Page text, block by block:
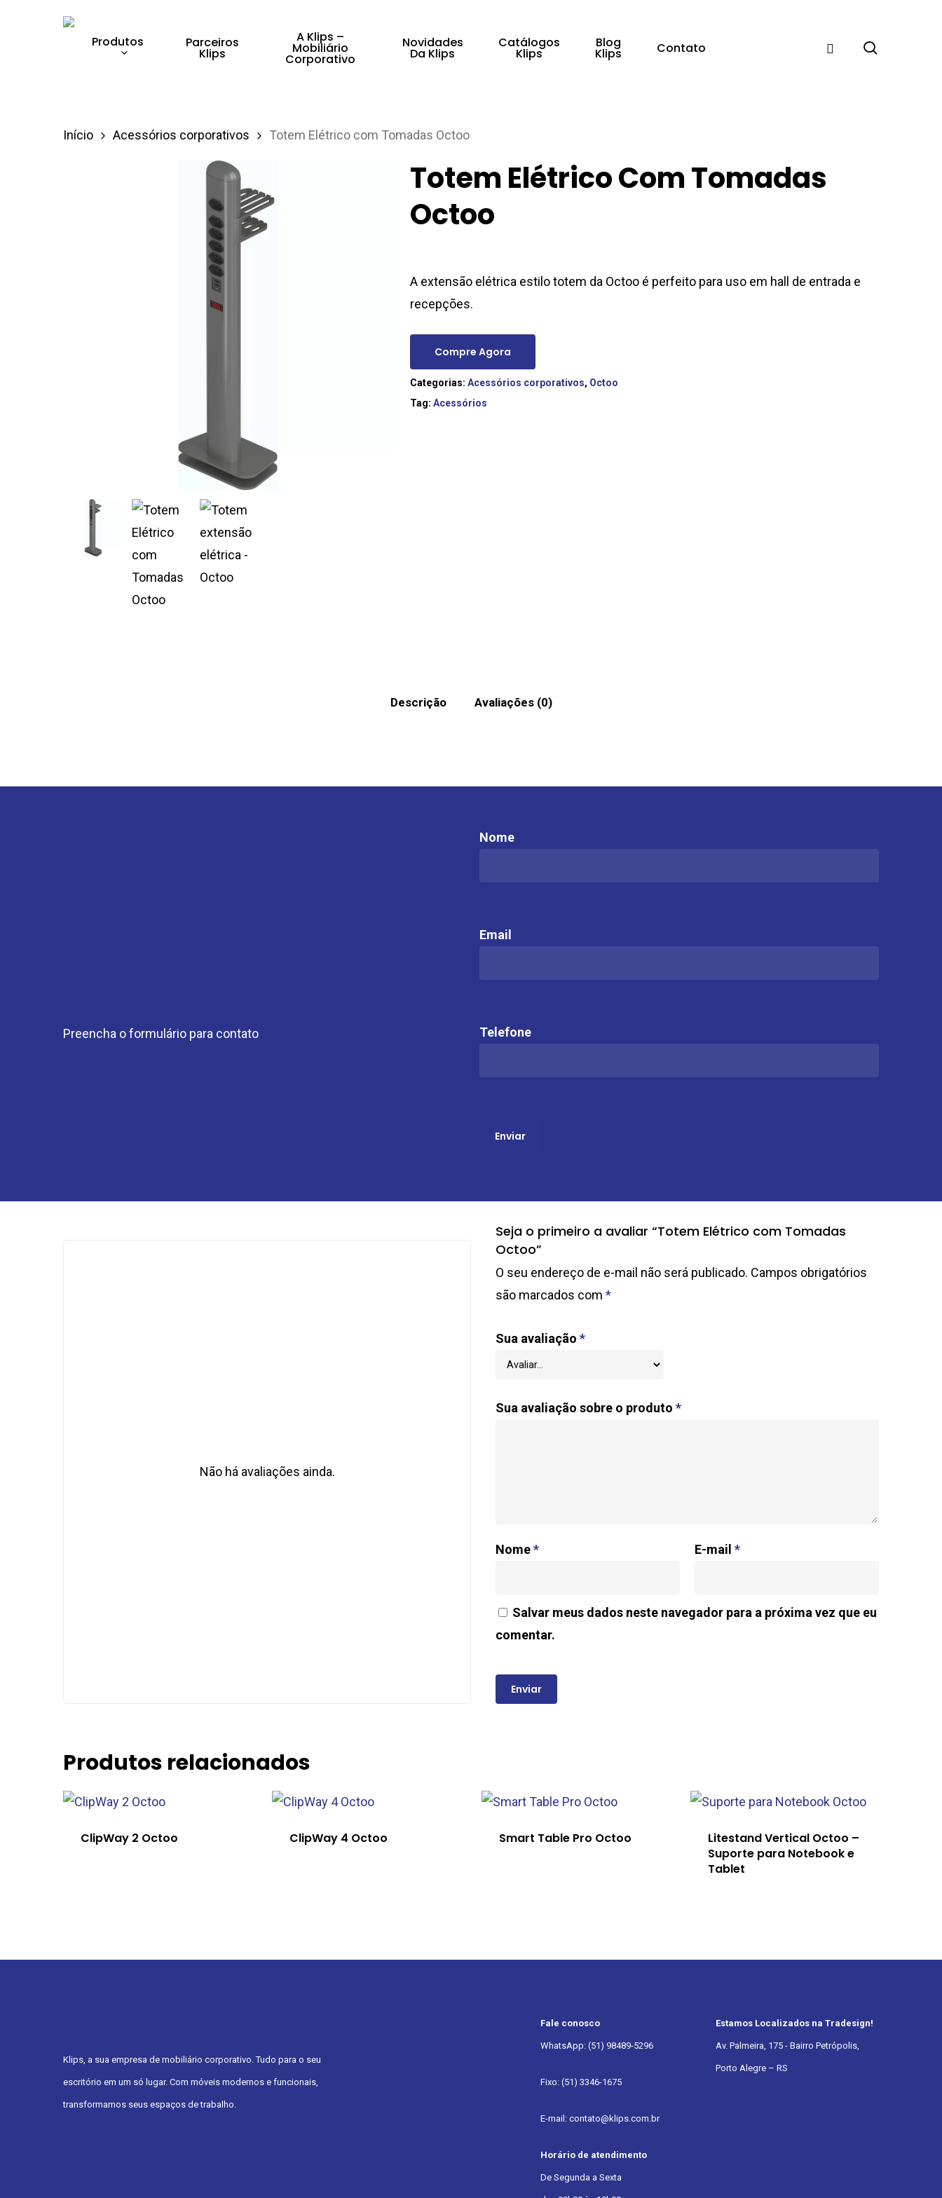
Produtos Parceiros
Klips
A Klips –
Mobiliário
Corporativo
Novidades
Da Klips
Catálogos
Klips
Blog
Klips Contato
Início Acessórios corporativos Totem Elétrico com Tomadas Octoo
Totem Elétrico Com Tomadas
Octoo
A extensão elétrica estilo totem da Octoo é perfeito para uso em hall de entrada e
recepções.
Compre Agora
Categorias: Acessórios corporativos, Octoo
Tag: Acessórios
Descrição Avaliações (0)
Preencha o formulário para contato
Nome
Email
Telefone
Não há avaliações ainda.
Seja o primeiro a avaliar “Totem Elétrico com Tomadas
Octoo”
O seu endereço de e-mail não será publicado. Campos obrigatórios
são marcados com *
Sua avaliação *
Sua avaliação sobre o produto *
Nome* E-mail*
Salvar meus dados neste navegador para a próxima vez que eu
comentar.
Produtos relacionados
ClipWay 2 Octoo ClipWay 4 Octoo Smart Table Pro Octoo
Litestand Vertical Octoo –
Suporte para Notebook e
Tablet
Klips, a sua empresa de mobiliário corporativo. Tudo para o seu
escritório em um só lugar. Com móveis modernos e funcionais,
transformamos seus espaços de trabalho.
Fale conosco
WhatsApp: (51) 98489-5296
Fixo: (51) 3346-1675
E-mail: contato@klips.com.br
Horário de atendimento
De Segunda a Sexta
Estamos Localizados na Tradesign!
Av. Palmeira, 175 - Bairro Petrópolis,
Porto Alegre – RS